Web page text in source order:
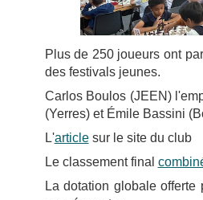
Plus de 250 joueurs ont
des festivals jeunes.
Carlos Boulos (JEEN)
(Yerres) et Émile Bassini
L'articlesur le site du club
Le classement final
La dotation globale